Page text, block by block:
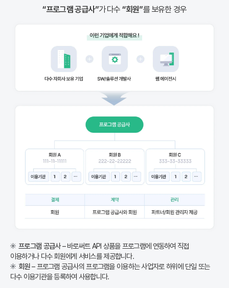
“프로그램 공급사”가 다수 “회원”를 보유한 경우
프로그램 공급사– 바로써트 API 상품을 프로그램에 연동하여 직접
이용하거나 다수 회원에게 서비스를 제공합니다.
회원– 프로그램 공급사의 프로그램을 이용하는 사업자로 하위에 단일 또는
다수 이용기관을 등록하여 사용합니다.